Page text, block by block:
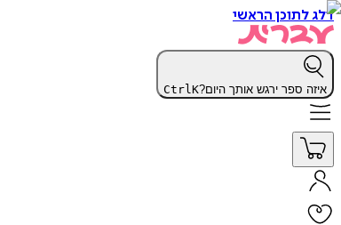
דלג לתוכן הראשי
איזה ספר ירגש אותך היום? CtrlK